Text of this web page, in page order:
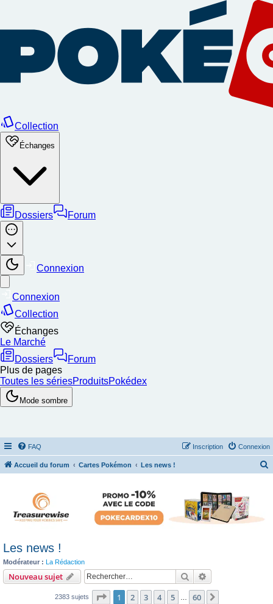
FAQ Connexion
Inscription
Accueil du forum Cartes Pokémon Les news !
Les news !
Modérateur : La Rédaction
Nouveau sujet Rechercher
2383 sujets Page 1sur60
1 2 3 4 5 60